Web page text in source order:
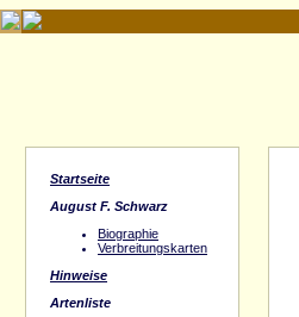
Startseite
August F. Schwarz
Biographie
Verbreitungskarten
Hinweise
Artenliste